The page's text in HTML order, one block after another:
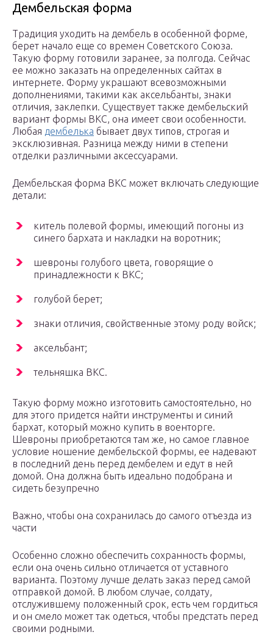
Дембельская форма
Традиция уходить на дембель в особенной форме,
берет начало еще со времен Советского Союза.
Такую форму готовили заранее, за полгода. Сейчас
ее можно заказать на определенных сайтах в
интернете. Форму украшают всевозможными
дополнениями, такими как аксельбанты, знаки
отличия, заклепки. Существует также дембельский
вариант формы ВКС, она имеет свои особенности.
Любая дембелька бывает двух типов, строгая и
эксклюзивная. Разница между ними в степени
отделки различными аксессуарами.
Дембельская форма ВКС может включать следующие
детали:
китель полевой формы, имеющий погоны из
синего бархата и накладки на воротник;
шевроны голубого цвета, говорящие о
принадлежности к ВКС;
голубой берет;
знаки отличия, свойственные этому роду войск;
аксельбант;
тельняшка ВКС.
Такую форму можно изготовить самостоятельно, но
для этого придется найти инструменты и синий
бархат, который можно купить в военторге.
Шевроны приобретаются там же, но самое главное
условие ношение дембельской формы, ее надевают
в последний день перед дембелем и едут в ней
домой. Она должна быть идеально подобрана и
сидеть безупречно
Важно, чтобы она сохранилась до самого отъезда из
части
Особенно сложно обеспечить сохранность формы,
если она очень сильно отличается от уставного
варианта. Поэтому лучше делать заказ перед самой
отправкой домой. В любом случае, солдату,
отслужившему положенный срок, есть чем гордиться
и он смело может так одеться, чтобы предстать перед
своими родными.